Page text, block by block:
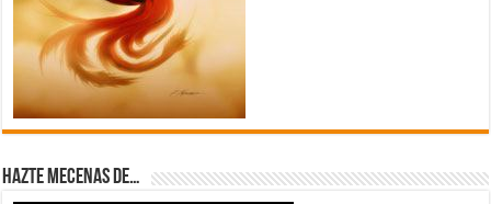
Hazte Mecenas de…